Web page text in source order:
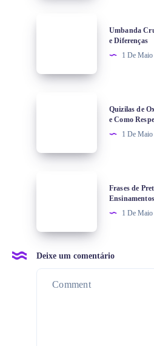
Umbanda
e Diferenças
1 De
Quizilas de
e Como
1 De
Frases de
1 De
Deixe um comentário